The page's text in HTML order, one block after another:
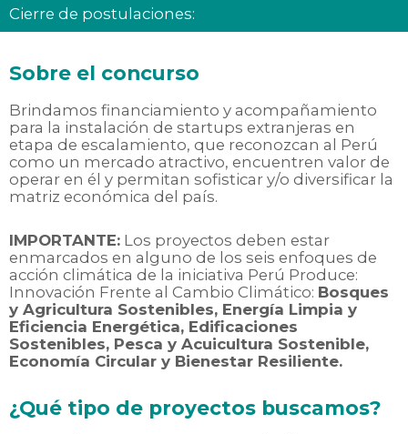
Cierre de postulaciones:
Sobre el concurso
Brindamos financiamiento y acompañamiento
para la instalación de startups extranjeras en
etapa de escalamiento, que reconozcan al Perú
como un mercado atractivo, encuentren valor de
operar en él y permitan sofisticar y/o diversificar la
matriz económica del país.
IMPORTANTE: Los proyectos deben estar
enmarcados en alguno de los seis enfoques de
acción climática de la iniciativa Perú Produce:
Innovación Frente al Cambio Climático: Bosques
y Agricultura Sostenibles, Energía Limpia y
Eficiencia Energética, Edificaciones
Sostenibles, Pesca y Acuicultura Sostenible,
Economía Circular y Bienestar Resiliente.
¿Qué tipo de proyectos buscamos?